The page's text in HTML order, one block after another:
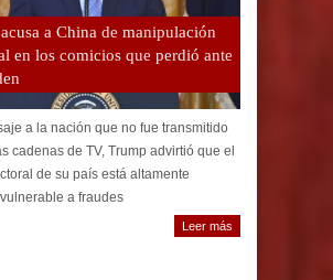
a China de manipulación
en los comicios que perdió ante
a la nación que no fue transmitido
cadenas de TV, Trump advirtió que el
de su país está altamente
a fraudes
Leer más